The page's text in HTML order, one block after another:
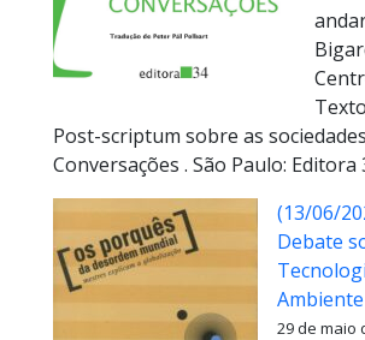
Post-scriptum sobre as
Conversações . São Paulo: Editora
(13/06/
Debate
Ambiente
29 de maio